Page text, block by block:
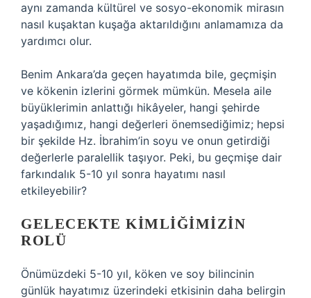
aynı zamanda kültürel ve sosyo-ekonomik mirasın
nasıl kuşaktan kuşağa aktarıldığını anlamamıza da
yardımcı olur.
Benim Ankara’da geçen hayatımda bile, geçmişin
ve kökenin izlerini görmek mümkün. Mesela aile
büyüklerimin anlattığı hikâyeler, hangi şehirde
yaşadığımız, hangi değerleri önemsediğimiz; hepsi
bir şekilde Hz. İbrahim’in soyu ve onun getirdiği
değerlerle paralellik taşıyor. Peki, bu geçmişe dair
farkındalık 5-10 yıl sonra hayatımı nasıl
etkileyebilir?
GELECEKTE KIMLIĞIMIZIN
ROLÜ
Önümüzdeki 5-10 yıl, köken ve soy bilincinin
günlük hayatımız üzerindeki etkisinin daha belirgin